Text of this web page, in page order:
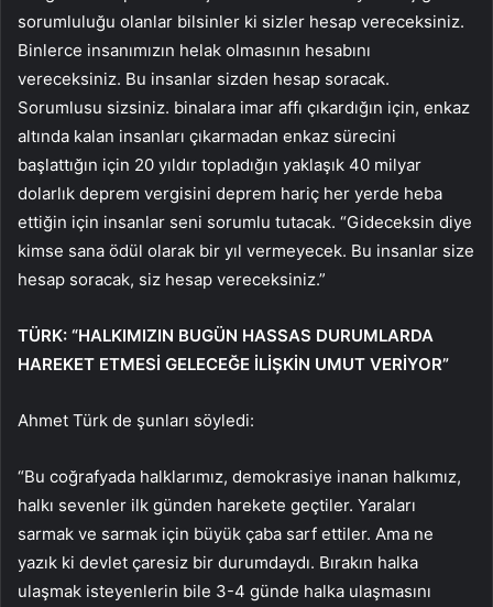
sorumluluğu olanlar bilsinler ki sizler hesap vereceksiniz.
Binlerce insanımızın helak olmasının hesabını
vereceksiniz. Bu insanlar sizden hesap soracak.
Sorumlusu sizsiniz. binalara imar affı çıkardığın için, enkaz
altında kalan insanları çıkarmadan enkaz sürecini
başlattığın için 20 yıldır topladığın yaklaşık 40 milyar
dolarlık deprem vergisini deprem hariç her yerde heba
ettiğin için insanlar seni sorumlu tutacak. “Gideceksin diye
kimse sana ödül olarak bir yıl vermeyecek. Bu insanlar size
hesap soracak, siz hesap vereceksiniz.”
TÜRK: “HALKIMIZIN BUGÜN HASSAS DURUMLARDA
HAREKET ETMESİ GELECEĞE İLİŞKİN UMUT VERİYOR”
Ahmet Türk de şunları söyledi:
“Bu coğrafyada halklarımız, demokrasiye inanan halkımız,
halkı sevenler ilk günden harekete geçtiler. Yaraları
sarmak ve sarmak için büyük çaba sarf ettiler. Ama ne
yazık ki devlet çaresiz bir durumdaydı. Bırakın halka
ulaşmak isteyenlerin bile 3-4 günde halka ulaşmasını